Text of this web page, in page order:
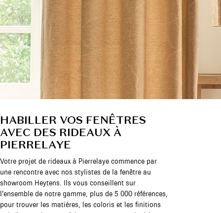
HABILLER VOS FENÊTRES
AVEC DES RIDEAUX À
PIERRELAYE
Votre projet de rideaux à Pierrelaye commence par
une rencontre avec nos stylistes de la fenêtre au
showroom Heytens. Ils vous conseillent sur
l’ensemble de notre gamme, plus de 5 000 références,
pour trouver les matières, les coloris et les finitions